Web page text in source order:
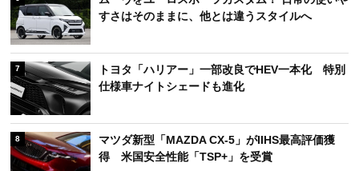
すさはそのままに、他とは違うスタイルへ
7
トヨタ「ハリアー」一部改良でHEV一本化 特別
仕様車ナイトシェードも進化
8
マツダ新型「MAZDA CX-5」がIIHS最高評価獲
得 米国安全性能「TSP+」を受賞